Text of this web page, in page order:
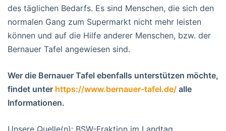
des täglichen Bedarfs. Es sind Menschen, die sich den
normalen Gang zum Supermarkt nicht mehr leisten
können und auf die Hilfe anderer Menschen, bzw. der
Bernauer Tafel angewiesen sind.
Wer die Bernauer Tafel ebenfalls unterstützen möchte,
findet unter https://www.bernauer-tafel.de/ alle
Informationen.
Unsere Quelle(n): BSW-Fraktion im Landtag